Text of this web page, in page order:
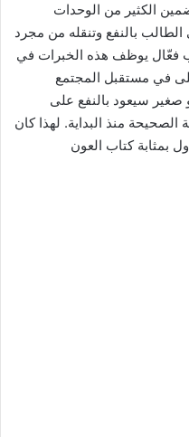
الكثير من الوحدات
بالنفع وتنقله من مجرد
فعّال يوظف هذه الخبرات في
في مستقبل المجتمع
صغير سيعود بالنفع على
الصحيحة منذ البداية. لهذا كان
بمثابة كتاب العون